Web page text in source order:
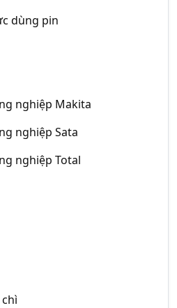
dùng pin
nghiệp Makita
nghiệp Sata
nghiệp Total